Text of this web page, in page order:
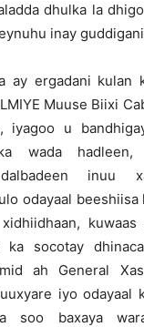
dhulka la
inay
ay ergadani kulan
Muuse Biixi
iyagoo u
ka wada hadleen,
inuu
odayaal beeshiisa
ka socotay
ah General
iyo odayaal
soo baxaya